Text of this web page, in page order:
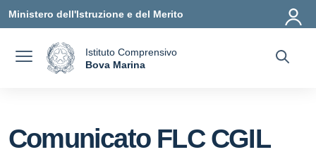
Ministero dell'Istruzione e del Merito
Istituto Comprensivo
Bova Marina
Comunicato FLC CGIL